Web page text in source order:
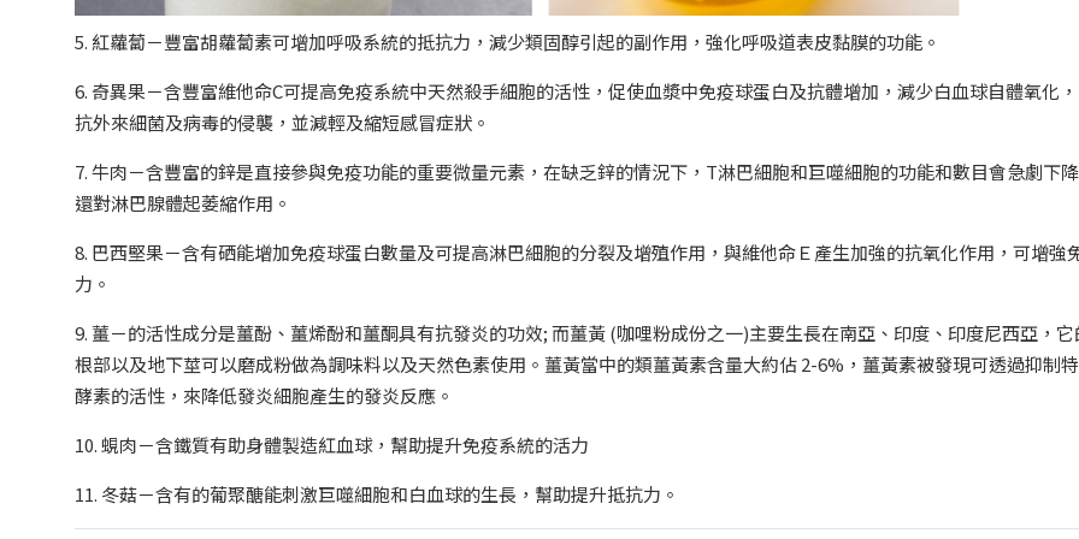
5. 紅蘿蔔－豐富胡蘿蔔素可增加呼吸系統的抵抗力，減少類固醇引起的副作用，強化呼吸道表皮黏膜的功能。
6. 奇異果－含豐富維他命C可提高免疫系統中天然殺手細胞的活性，促使血漿中免疫球蛋白及抗體增加，減少白血球自體氧化
抗外來細菌及病毒的侵襲，並減輕及縮短感冒症狀。
7. 牛肉－含豐富的鋅是直接參與免疫功能的重要微量元素，在缺乏鋅的情況下，T淋巴細胞和巨噬細胞的功能和數目會急劇下降
還對淋巴腺體起萎縮作用。
8. 巴西堅果－含有硒能增加免疫球蛋白數量及可提高淋巴細胞的分裂及增殖作用，與維他命Ｅ產生加強的抗氧化作用，可增強
力。
9. 薑－的活性成分是薑酚、薑烯酚和薑酮具有抗發炎的功效; 而薑黃 (咖哩粉成份之一)主要生長在南亞、印度、印度尼西亞，它
根部以及地下莖可以磨成粉做為調味料以及天然色素使用。薑黃當中的類薑黃素含量大約佔 2-6%，薑黃素被發現可透過抑制
酵素的活性，來降低發炎細胞產生的發炎反應。
10. 蜆肉－含鐵質有助身體製造紅血球，幫助提升免疫系統的活力
11. 冬菇－含有的葡聚醣能刺激巨噬細胞和白血球的生長，幫助提升抵抗力。